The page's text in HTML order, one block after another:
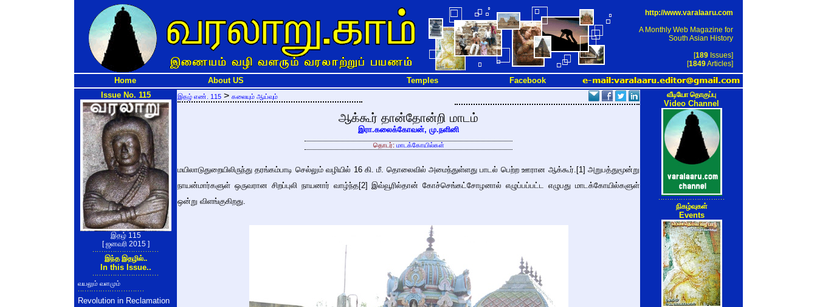
http://www.varalaaru.com
A Monthly Web Magazine for
South Asian History
[189Issues]
[1849Articles]
Home About US Temples
Facebook
Issue No. 115
இதழ் 115
[ ஜனவரி 2015 ]
இந்த இதழில்..
In this Issue..
வயலும் வளமும்
Revolution in Reclamation
இதழ் எண். 115 > கலையும் ஆய்வும்
ஆக்கூர் தான்தோன்றி மாடம்
இரா.கலைக்கோவன், மு.நளினி
தொடர்: மாடக்கோயில்கள்
மயிலாடுதுறையிலிருந்து தரங்கம்பாடி செல்லும் வழியில் 16 கி. மீ. தொலைவில் அமைந்துள்ளது பாடல் பெற்ற ஊரான ஆக்கூர்.[1] அறுபத்துமூன்று
நாயன்மார்களுள் ஒருவரான சிறப்புலி நாயனார் வாழ்ந்த[2] இவ்வூரில்தான் கோச்செங்கட்சோழனால் எழுப்பப்பட்ட எழுபது மாடக்கோயில்களுள்
ஒன்று விளங்குகிறது.
வீடியோ தொகுப்பு
Video Channel
நிகழ்வுகள்
Events